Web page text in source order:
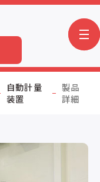
自動計量
装置
製品
詳細